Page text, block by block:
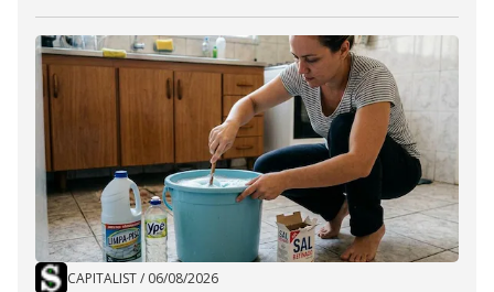
CAPITALIST/ 06/08/2026